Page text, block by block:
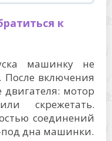
к
машинку не
После включения
мотор
скрежетать.
соединений
дна машинки.